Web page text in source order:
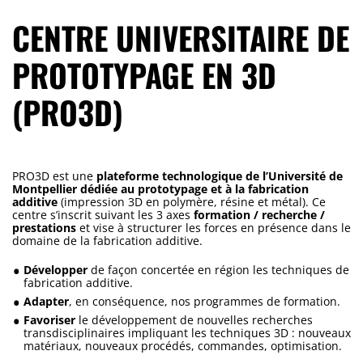
CENTRE UNIVERSITAIRE DE
PROTOTYPAGE EN 3D
(PRO3D)
PRO3D est une plateforme technologique de l’Université de
Montpellier dédiée au prototypage et à la fabrication
additive (impression 3D en polymère, résine et métal). Ce
centre s’inscrit suivant les 3 axes formation / recherche /
prestations et vise à structurer les forces en présence dans le
domaine de la fabrication additive.
Développer de façon concertée en région les techniques de
fabrication additive.
Adapter, en conséquence, nos programmes de formation.
Favoriser le développement de nouvelles recherches
transdisciplinaires impliquant les techniques 3D : nouveaux
matériaux, nouveaux procédés, commandes, optimisation.